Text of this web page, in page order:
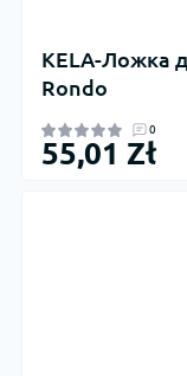
KELA-Ложка
Rondo
0
55,01 Zł